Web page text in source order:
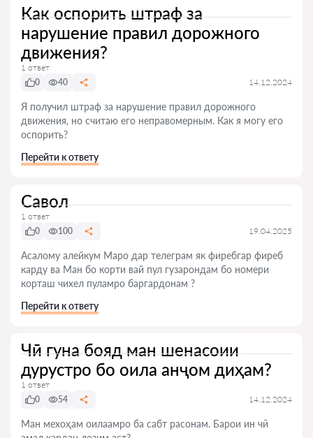
Как оспорить штраф за
нарушение правил дорожного
движения?
1 ответ
0
40 14.12.2024
Я получил штраф за нарушение правил дорожного
движения, но считаю его неправомерным. Как я могу его
оспорить?
Перейти к ответу
Савол
1 ответ
0
100 19.04.2025
Асалому алейкум Маро дар телеграм як фиребгар фиреб
карду ва Ман бо корти вай пул гузарондам бо номери
корташ чихел пуламро баргардонам ?
Перейти к ответу
Чӣ гуна бояд ман шенасоии
дурустро бо оила анҷом диҳам?
1 ответ
0
54 14.12.2024
Ман мехоҳам оилаамро ба сабт расонам. Барои ин чӣ